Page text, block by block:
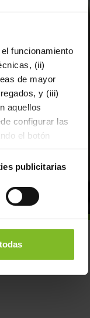
funcionamiento
(ii)
de mayor
y (iii)
aquellos
configurar las
el botón
"Rechazar
publicitarias